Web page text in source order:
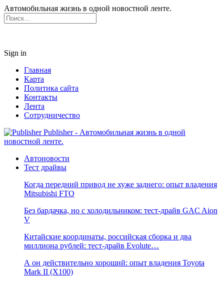
Автомобильная жизнь в одной новостной ленте.
Sign in
Главная
Карта
Политика сайта
Контакты
Лента
Сотрудничество
Publisher - Автомобильная жизнь в одной
новостной ленте.
Автоновости
Тест драйвы
Когда передний привод не хуже заднего: опыт владения
Mitsubishi FTO
Без бардачка, но с холодильником: тест-драйв GAC Aion
V
Китайские координаты, российская сборка и два
миллиона рублей: тест-драйв Evolute…
А он действительно хороший: опыт владения Toyota
Mark II (Х100)